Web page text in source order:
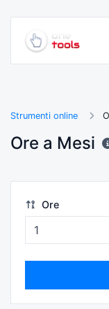
Strumenti online
Ore a Mesi
Ore